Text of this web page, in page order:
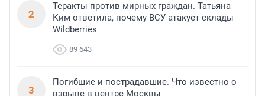
2
Теракты против мирных граждан. Татьяна
Ким ответила, почему ВСУ атакует склады
Wildberries
89 643
3
Погибшие и пострадавшие. Что известно о
взрыве в центре Москвы